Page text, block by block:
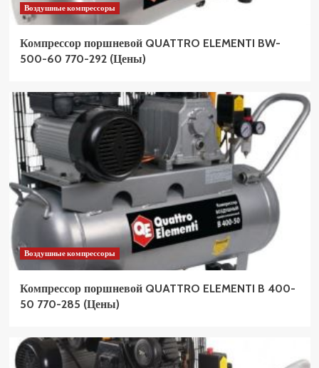
Воздушные компрессоры
Компрессор поршневой QUATTRO ELEMENTI BW-
500-60 770-292 (Цены)
Воздушные компрессоры
Компрессор поршневой QUATTRO ELEMENTI B 400-
50 770-285 (Цены)